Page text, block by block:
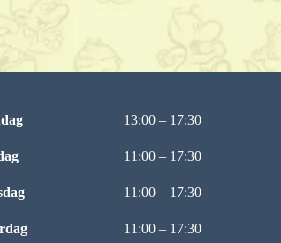
13:00 – 17:30
11:00 – 17:30
11:00 – 17:30
11:00 – 17:30